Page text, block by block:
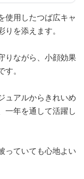
使用したつば広キャ
を添えます。
りながら、小顔効果
。
ュアルからきれいめ
一年を通して活躍し
っていても心地よい